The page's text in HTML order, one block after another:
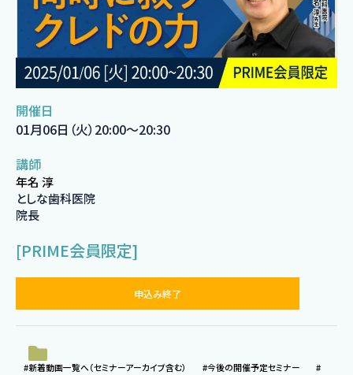
開催日
01月06日（火）20:00〜20:30
講師
年名 淳
としな歯科医院
院長
[PRIME会員限定]
申込み終了
#新着動画一覧へ（セミナーアーカイブ含む） #今後の開催予定セミナー #